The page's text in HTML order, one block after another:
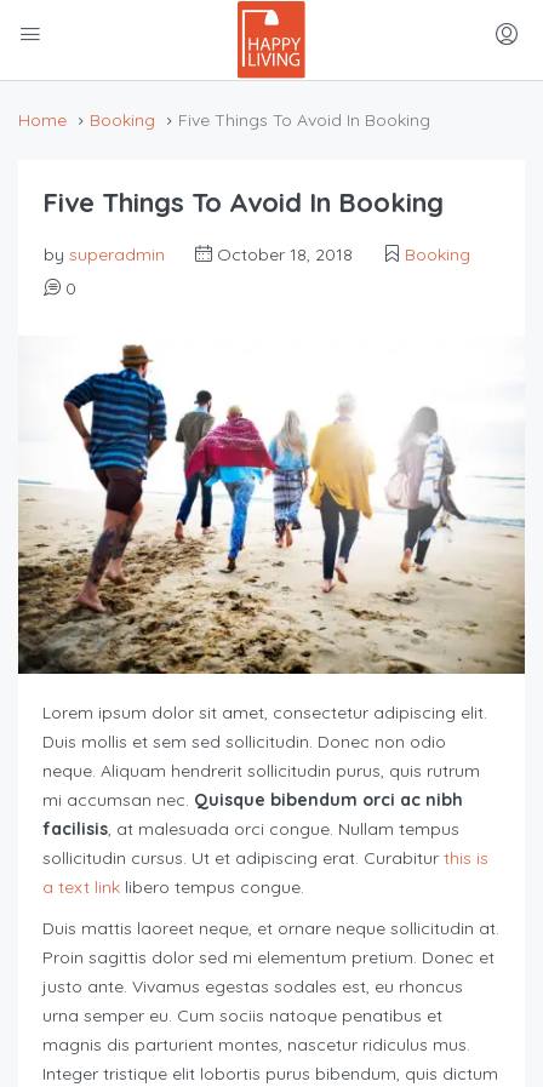
Home Booking Five Things To Avoid In Booking
Five Things To Avoid In Booking
by superadmin October 18, 2018
Booking
0
Lorem ipsum dolor sit amet, consectetur adipiscing elit.
Duis mollis et sem sed sollicitudin. Donec non odio
neque. Aliquam hendrerit sollicitudin purus, quis rutrum
mi accumsan nec. Quisque bibendum orci ac nibh
facilisis, at malesuada orci congue. Nullam tempus
sollicitudin cursus. Ut et adipiscing erat. Curabitur this is
a text link libero tempus congue.
Duis mattis laoreet neque, et ornare neque sollicitudin at.
Proin sagittis dolor sed mi elementum pretium. Donec et
justo ante. Vivamus egestas sodales est, eu rhoncus
urna semper eu. Cum sociis natoque penatibus et
magnis dis parturient montes, nascetur ridiculus mus.
Integer tristique elit lobortis purus bibendum, quis dictum